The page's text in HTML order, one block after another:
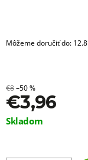
Môžeme doručiť do:
€8–50 %
€3,96
Jednotková
Skladom
Pôvodne:
€6